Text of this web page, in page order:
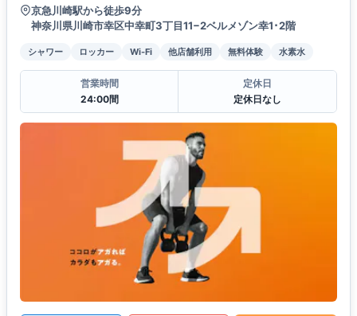
京急川崎駅から徒歩9分
神奈川県川崎市幸区中幸町3丁目11−2ベルメゾン幸1･2階
シャワー ロッカー Wi-Fi 他店舗利用 無料体験 水素水
営業時間
24:00間
定休日
定休日なし